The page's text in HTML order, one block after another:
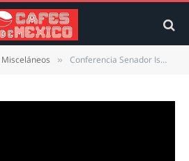
Misceláneos » Conferencia Senador Ismael Hernández Deras